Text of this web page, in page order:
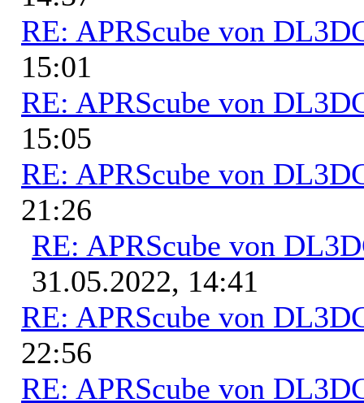
RE: APRScube von
15:01
RE: APRScube von
15:05
RE: APRScube von
21:26
RE: APRScube von
31.05.2022, 14:41
RE: APRScube von
22:56
RE: APRScube von